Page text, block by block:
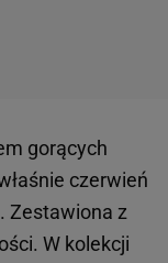
gorących
czerwień
Zestawiona z
W kolekcji